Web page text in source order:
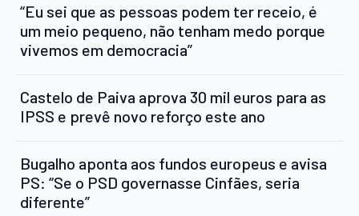
“Eu sei que as pessoas podem ter receio, é
um meio pequeno, não tenham medo porque
vivemos em democracia”
Castelo de Paiva aprova 30 mil euros para as
IPSS e prevê novo reforço este ano
Bugalho aponta aos fundos europeus e avisa
PS: “Se o PSD governasse Cinfães, seria
diferente”